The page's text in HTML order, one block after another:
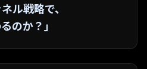
ル戦略で、
のか？」